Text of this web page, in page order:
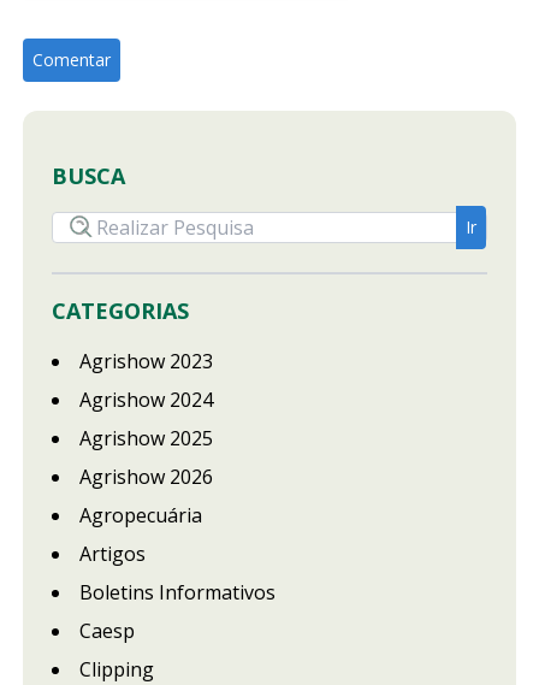
BUSCA
CATEGORIAS
Agrishow 2023
Agrishow 2024
Agrishow 2025
Agrishow 2026
Agropecuária
Artigos
Boletins Informativos
Caesp
Clipping